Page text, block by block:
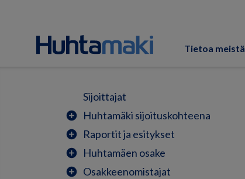
Tietoa meistä
Sijoittajat
add_circle Huhtamäki sijoituskohteena
add_circle Raportit ja esitykset
add_circle Huhtamäen osake
add_circle Osakkeenomistajat